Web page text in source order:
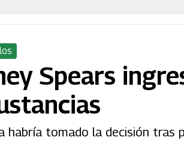
Spears
habría tomado la decisión tras